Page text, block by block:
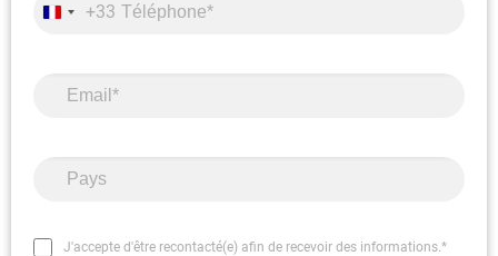
+33
J'accepte d'être recontacté(e) afin de recevoir des informations.*